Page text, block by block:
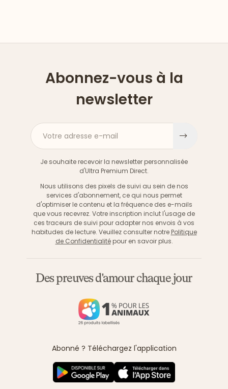
Abonnez-vous à la
newsletter
Votre adresse e-mail
Je souhaite recevoir la newsletter personnalisée
d'Ultra Premium Direct.
Nous utilisons des pixels de suivi au sein de nos
services d'abonnement, ce qui nous permet
d'optimiser le contenu et la fréquence des e-mails
que vous recevrez. Votre inscription inclut l'usage de
ces traceurs de suivi pour adapter nos envois à vos
habitudes de lecture. Veuillez consulter notre Politique
de Confidentialitépour en savoir plus.
Des preuves d'amour chaque jour
Abonné ? Téléchargez l'application